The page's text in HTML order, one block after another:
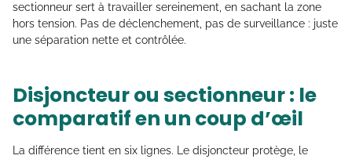
sectionneur sert à travailler sereinement, en sachant la zone
hors tension. Pas de déclenchement, pas de surveillance : juste
une séparation nette et contrôlée.
Disjoncteur ou sectionneur : le
comparatif en un coup d’œil
La différence tient en six lignes. Le disjoncteur protège, le